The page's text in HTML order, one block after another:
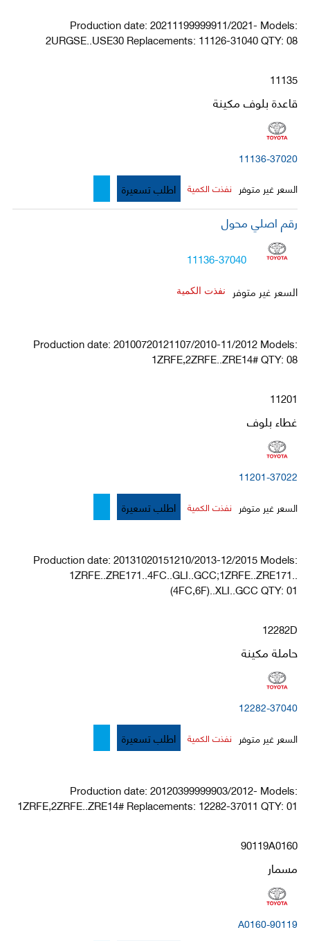
Production date: 20211199999911/2021- Models:
2URGSE..USE30 Replacements: 11126-31040 QTY: 08
11135
قاعدة بلوف مكينة
11136-37020
السعر غير متوفر نفذت الكمية اطلب تسعيرة
رقم اصلي محول
11136-37040
السعر غير متوفر
نفذت الكمية
Production date: 20100720121107/2010-11/2012 Models:
1ZRFE,2ZRFE..ZRE14# QTY: 08
11201
غطاء بلوف
11201-37022
السعر غير متوفر نفذت الكمية اطلب تسعيرة
Production date: 20131020151210/2013-12/2015 Models:
1ZRFE..ZRE171..4FC..GLI..GCC;1ZRFE..ZRE171..
(4FC,6F)..XLI..GCC QTY: 01
12282D
حاملة مكينة
12282-37040
السعر غير متوفر نفذت الكمية اطلب تسعيرة
Production date: 20120399999903/2012- Models:
1ZRFE,2ZRFE..ZRE14# Replacements: 12282-37011 QTY: 01
90119A0160
مسمار
90119-A0160